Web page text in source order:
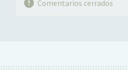
Comentarios cerrados